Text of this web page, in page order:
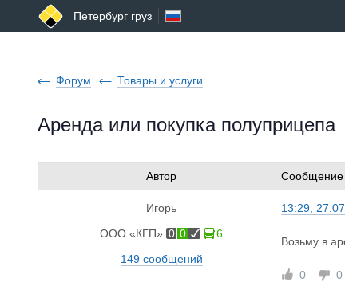
Петербург груз
Форум Товары и услуги
Аренда или покупка полуприцепа
Автор Сообщение
Игорь
ООО «КГП» 0 0
6
149 сообщений
13:29,
Возьму в
0 0